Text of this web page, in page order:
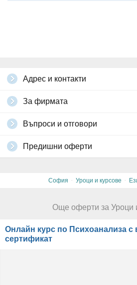
Адрес и контакти
За фирмата
Въпроси и отговори
Предишни оферти
София · Уроци и курсове ·
Още оферти за Уроци
Онлайн курс по Психоанализа с
сертификат